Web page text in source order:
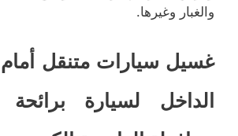
والغبار وغيرها.
غسيل سيارات متنقل
الداخل لسيارة